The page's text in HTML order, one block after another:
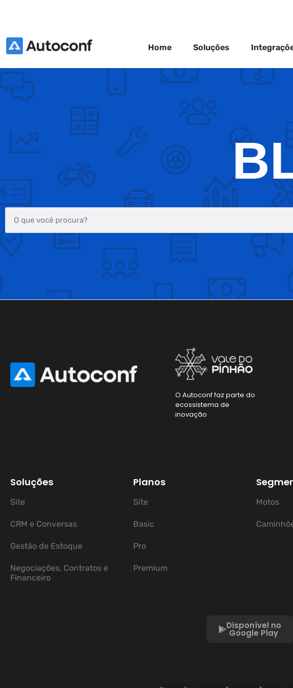
Home Soluções
O Autoconf faz parte do
ecossistema de
inovação
Soluções
Site
CRM e Conversas
Gestão de Estoque
Negociações, Contratos e
Financeiro
Planos
Site
Basic
Pro
Premium
Motos
Disponível no
Google Play